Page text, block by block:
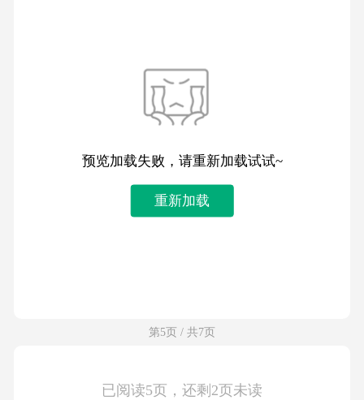
预览加载失败，请重新加载试试~
重新加载
第5页 / 共7页
已阅读5页，还剩2页未读